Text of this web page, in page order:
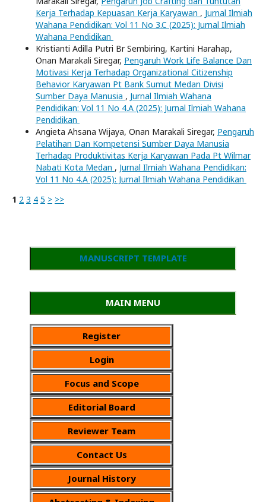
Kerja Terhadap Kepuasan Kerja Karyawan , Jurnal Ilmiah
Wahana Pendidikan: Vol 11 No 3.C (2025): Jurnal Ilmiah
Wahana Pendidikan
Kristianti Adilla Putri Br Sembiring, Kartini Harahap,
Onan Marakali Siregar, Pengaruh Work Life Balance Dan
Motivasi Kerja Terhadap Organizational Citizenship
Behavior Karyawan Pt Bank Sumut Medan Divisi
Sumber Daya Manusia , Jurnal Ilmiah Wahana
Pendidikan: Vol 11 No 4.A (2025): Jurnal Ilmiah Wahana
Pendidikan
Angieta Ahsana Wijaya, Onan Marakali Siregar, Pengaruh
Pelatihan Dan Kompetensi Sumber Daya Manusia
Terhadap Produktivitas Kerja Karyawan Pada Pt Wilmar
Nabati Kota Medan , Jurnal Ilmiah Wahana Pendidikan:
Vol 11 No 4.A (2025): Jurnal Ilmiah Wahana Pendidikan
1 2 3 4 5 > >>
MANUSCRIPT TEMPLATE
MAIN MENU
Register
Login
Focus and Scope
Editorial Board
Reviewer Team
Contact Us
Journal History